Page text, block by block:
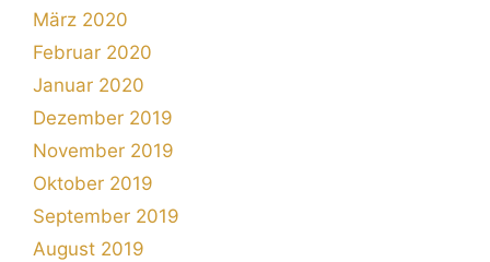
März 2020
Februar 2020
Januar 2020
Dezember 2019
November 2019
Oktober 2019
September 2019
August 2019